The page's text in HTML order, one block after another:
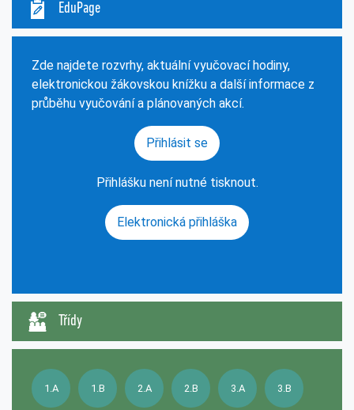
EduPage
Zde najdete rozvrhy, aktuální vyučovací hodiny,
elektronickou žákovskou knížku a další informace z
průběhu vyučování a plánovaných akcí.
Přihlásit se
Přihlášku není nutné tisknout.
Elektronická přihláška
Třídy
1.A 1.B 2.A 2.B 3.A 3.B